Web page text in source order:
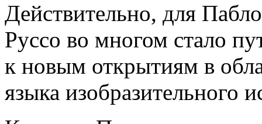
Действительно, для
Руссо во многом стало
к новым открытиям в
языка изобразительного